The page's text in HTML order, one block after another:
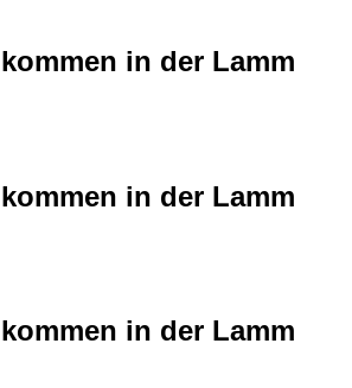
in der Lamm
in der Lamm
in der Lamm